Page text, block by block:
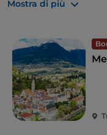
“Dolomitenblick”.
il sentiero percorso
nuovamente San
media, il dislivello
passeggiata di un
Mostra di più